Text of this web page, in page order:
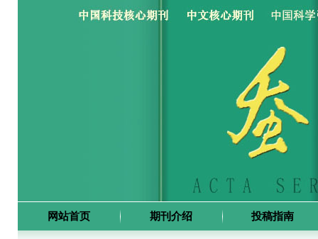
网站首页 期刊介绍 投稿指南